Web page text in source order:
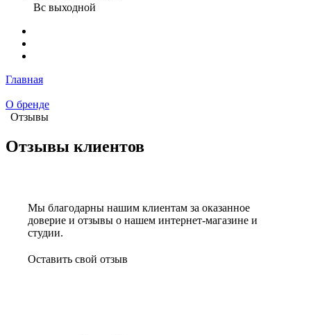
Вс выходной
Главная
О бренде
Отзывы
Отзывы клиентов
Мы благодарны нашим клиентам за оказанное
доверие и отзывы о нашем интернет-магазине и
студии.
Оставить свой отзыв